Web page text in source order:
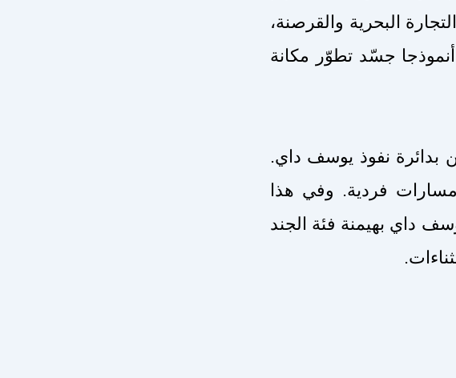
البحرية والقرصنة،
أنموذجا جسّد تطوّر مكانة
بدائرة نفوذ يوسف داي.
فردية. وفي هذا
داي بهيمنة فئة الجند